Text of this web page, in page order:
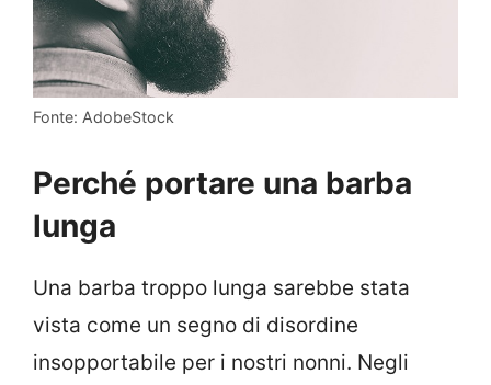
Fonte: AdobeStock
Perché portare una barba
lunga
Una barba troppo lunga sarebbe stata
vista come un segno di disordine
insopportabile per i nostri nonni. Negli